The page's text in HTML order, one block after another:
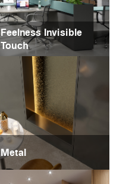
Feelness Invisible
Touch
Metal